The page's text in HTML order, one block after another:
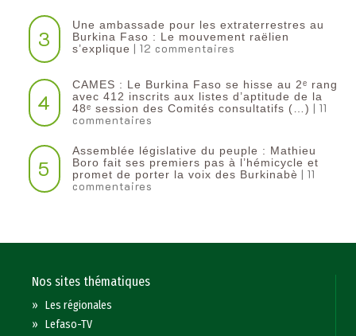
3
Une ambassade pour les extraterrestres au
Burkina Faso : Le mouvement raëlien
s’explique
| 12 commentaires
4
CAMES : Le Burkina Faso se hisse au 2ᵉ rang
avec 412 inscrits aux listes d’aptitude de la
48ᵉ session des Comités consultatifs (…)
| 11
commentaires
5
Assemblée législative du peuple : Mathieu
Boro fait ses premiers pas à l’hémicycle et
promet de porter la voix des Burkinabè
| 11
commentaires
Nos sites thématiques
»Les régionales
»Lefaso-TV